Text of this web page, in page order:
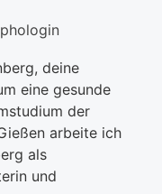
deine
eine gesunde
der
arbeite ich
als
und